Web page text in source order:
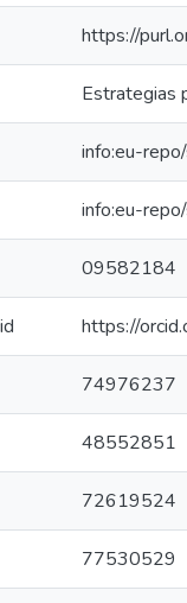
https://
Estrategias
info:eu-
info:eu-
09582184
https://
74976237
48552851
72619524
77530529